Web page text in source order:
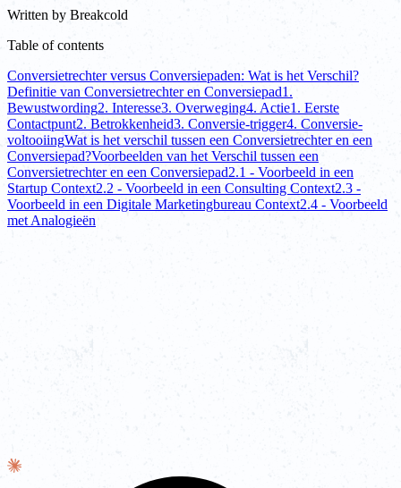
Written by Breakcold
Table of contents
Conversietrechter versus Conversiepaden: Wat is het Verschil?
Definitie van Conversietrechter en Conversiepad1.
Bewustwording2. Interesse3. Overweging4. Actie1. Eerste
Contactpunt2. Betrokkenheid3. Conversie-trigger4. Conversie-
voltooiingWat is het verschil tussen een Conversietrechter en een
Conversiepad?Voorbeelden van het Verschil tussen een
Conversietrechter en een Conversiepad2.1 - Voorbeeld in een
Startup Context2.2 - Voorbeeld in een Consulting Context2.3 -
Voorbeeld in een Digitale Marketingbureau Context2.4 - Voorbeeld
met Analogieën